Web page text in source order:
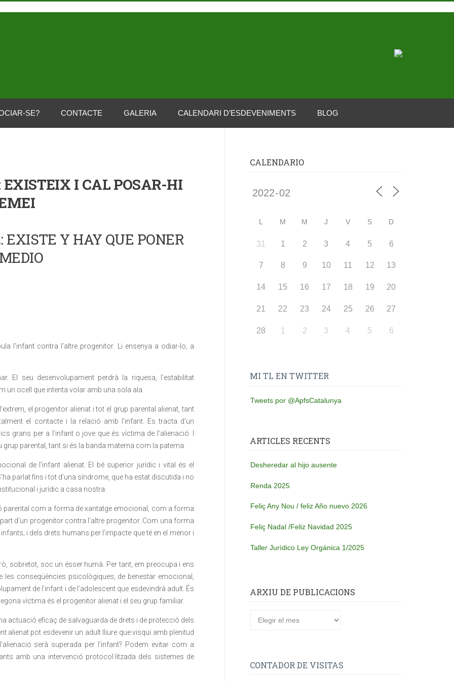
SE? CONTACTE GALERIA CALENDARI D’ESDEVENIMENTS BLOG
I CAL POSAR-HI
Y HAY QUE PONER
l’infant contra l’altre progenitor. Li ensenya a odiar-lo, a
El seu desenvolupament perdrà la riquesa, l’estabilitat
un ocell que intenta volar amb una sola ala.
el progenitor alienat i tot el grup parental alienat, tant
el contacte i la relació amb l’infant. Es tracta d’un
per a l’infant o jove que és víctima de l’alienació. I
parental, tant si és la banda materna com la paterna.
de l’infant alienat. El bé superior jurídic i vital és el
parlat fins i tot d’una síndrome, que ha estat discutida i no
i jurídic a casa nostra.
parental com a forma de xantatge emocional, com a forma
d’un progenitor contra l’altre progenitor. Com una forma
i dels drets humans per l’impacte que té en el menor i
sobretot, soc un ésser humà. Per tant, em preocupa i ens
conseqüències psicològiques, de benestar emocional,
de l’infant i de l’adolescent que esdevindrà adult. És
víctima és el progenitor alienat i el seu grup familiar.
actuació eficaç de salvaguarda de drets i de protecció dels
alienat pot esdevenir un adult lliure que visqui amb plenitud
serà superada per l’infant? Podem evitar com a
amb una intervenció protocol·litzada dels sistemes de
CALENDARIO
L M M J V S D
31 1 2 3 4 5 6
7 8 9 10 11 12 13
14 15 16 17 18 19 20
21 22 23 24 25 26 27
28 1 2 3 4 5 6
MI TL EN TWITTER
Tweets por @ApfsCatalunya
ARTICLES RECENTS
Desheredar al hijo ausente
Renda 2025
Feliç Any Nou / feliz Año nuevo 2026
Feliç Nadal /Feliz Navidad 2025
Taller Jurídico Ley Orgánica 1/2025
ARXIU DE PUBLICACIONS
CONTADOR DE VISITAS